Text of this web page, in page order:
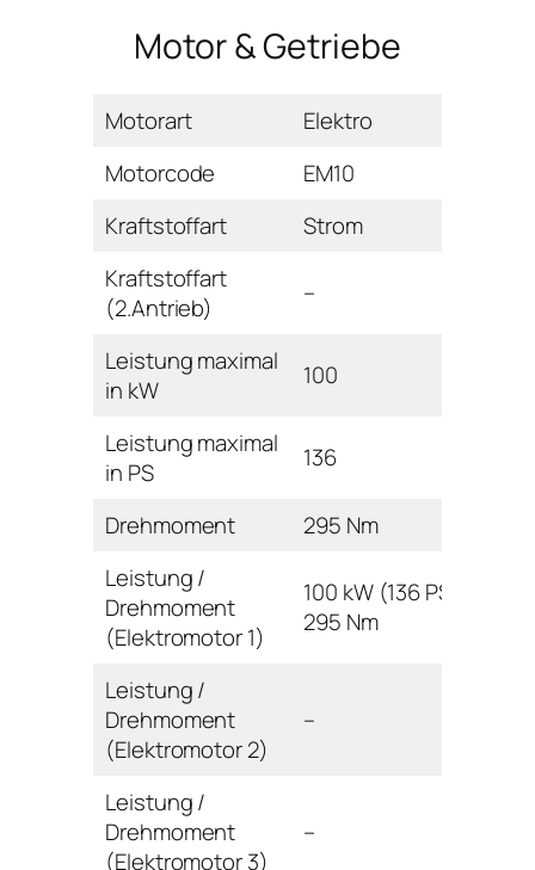
Motor & Getriebe
Motorart
Elektro
Motorcode
EM10
Kraftstoffart
Strom
Kraftstoffart
(2.Antrieb)
–
Leistung maximal
in kW
100
Leistung maximal
in PS
136
Drehmoment
295 Nm
Leistung /
Drehmoment
(Elektromotor 1)
100 kW (136 PS) /
295 Nm
Leistung /
Drehmoment
(Elektromotor 2)
–
Leistung /
Drehmoment
(Elektromotor 3)
–